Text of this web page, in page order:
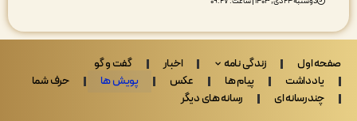
اول زندگی نامه اخبار
گفت و گو
پیام ها عکس پویش ها
حرف شما
ای
رسانه های دیگر